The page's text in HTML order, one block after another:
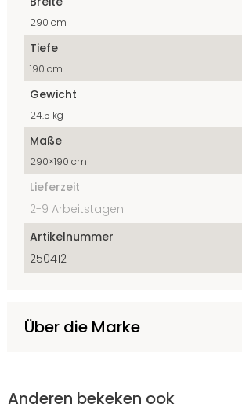
290 cm
Tiefe
190 cm
Gewicht
24.5 kg
Maße
290×190 cm
Lieferzeit
2-9 Arbeitstagen
Artikelnummer
250412
Über die Marke
Anderen bekeken ook